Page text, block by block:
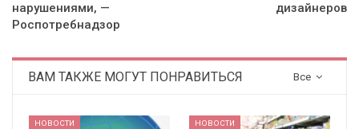
нарушениями, —
Роспотребнадзор
дизайнеров
Все
ВАМ ТАКЖЕ МОГУТ ПОНРАВИТЬСЯ
НОВОСТИ НОВОСТИ